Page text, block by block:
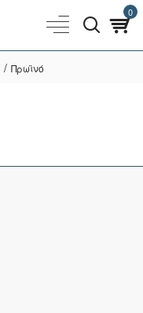
0
Πρωϊνό